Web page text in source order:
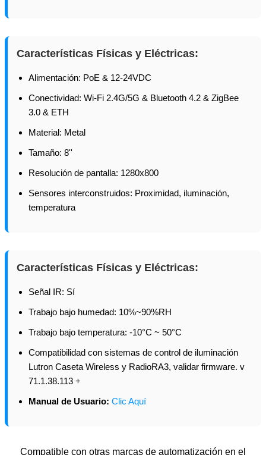
Características Físicas y Eléctricas:
Alimentación: PoE & 12-24VDC
Conectividad: Wi-Fi 2.4G/5G & Bluetooth 4.2 & ZigBee
3.0 & ETH
Material: Metal
Tamaño: 8''
Resolución de pantalla: 1280x800
Sensores interconstruidos: Proximidad, iluminación,
temperatura
Características Físicas y Eléctricas:
Señal IR: Sí
Trabajo bajo humedad: 10%~90%RH
Trabajo bajo temperatura: -10°C ~ 50°C
Compatibilidad con sistemas de control de iluminación
Lutron Caseta Wireless y RadioRA3, validar firmware. v
71.1.38.113 +
Manual de Usuario: Clic Aquí
Compatible con otras marcas de automatización en el